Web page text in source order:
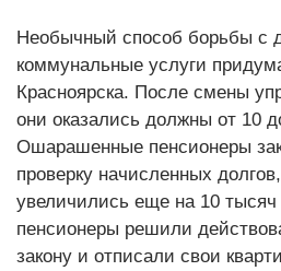
Необычный способ борьбы с
коммунальные услуги
Красноярска. После смены
они оказались должны от 10
Ошарашенные пенсионеры
проверку начисленных
увеличились еще на 10 тысяч
пенсионеры решили
закону и отписали свои